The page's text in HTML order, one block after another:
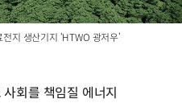
지 생산기지 ‘HTWO 광저우’
회를 책임질 에너지